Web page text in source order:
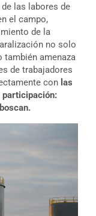
las labores de
el campo,
de la
no solo
también amenaza
de trabajadores
con las
participación: